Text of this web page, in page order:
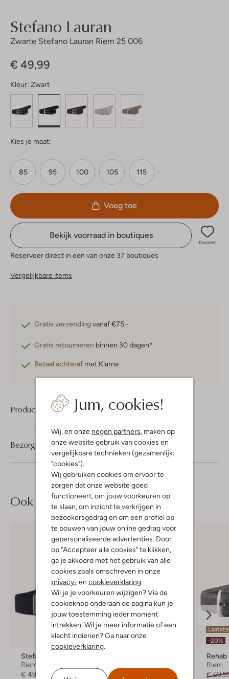
Jum, cookies!
Wij, en onze negen partners , maken op
onze website gebruik van cookies en
vergelijkbare technieken (gezamenlijk:
"cookies").
Wij gebruiken cookies om ervoor te
zorgen dat onze website goed
functioneert, om jouw voorkeuren op
te slaan, om inzicht te verkrijgen in
bezoekersgedrag en om een profiel op
te bouwen van jouw online gedrag voor
gepersonaliseerde advertenties. Door
op "Accepteer alle cookies" te klikken,
ga je akkoord met het gebruik van alle
cookies zoals omschreven in onze
privacy- en cookieverklaring
Wil je je voorkeuren wijzigen? Via de
cookieknop onderaan de pagina kun je
jouw toestemming ieder moment
intrekken. Wil je meer informatie of een
klacht indienen? Ga naar onze
cookieverklaring
Stefano Lauran
Zwarte Stefano Lauran Riem 25 006
€ 49,99
Kleur: Zwart
Kies je maat:
85 95 100 105 115
Voeg toe
Bekijk voorraad in boutiques
Favoriet
Reserveer direct in een van onze 37 boutiques
Vergelijkbare items
Gratis verzendingvanaf €75,-
Gratis retourneren binnen 30 dagen*
Betaal achteraf met Klarna
Product informatie
Bezorgen & retourneren
Ook iets voor jou?
Stefano Lauran
Riem
€ 49,99
Laatste maten
-20%
Rehab
Riem
€